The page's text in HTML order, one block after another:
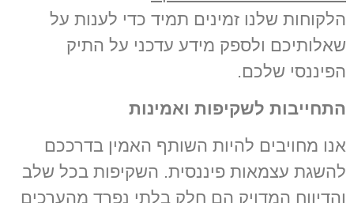
הלקוחות שלנו זמינים תמיד כדי לענות על
שאלותיכם ולספק מידע עדכני על התיק
הפיננסי שלכם.
התחייבות לשקיפות ואמינות
אנו מחויבים להיות השותף האמין בדרככם
להשגת עצמאות פיננסית. השקיפות בכל שלב
והדיווח המדויק הם חלק בלתי נפרד מהערכים